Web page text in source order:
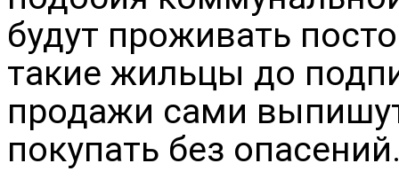
будут проживать
такие жильцы до
продажи сами
покупать без